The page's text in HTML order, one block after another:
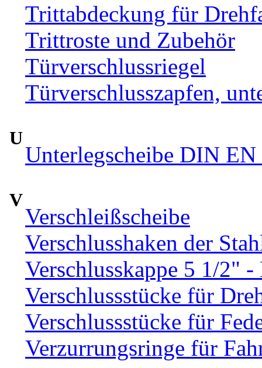
Trittabdeckung für
Trittroste und Zubehör
Türverschlussriegel
Türverschlusszapfen,
U
Unterlegscheibe DIN
V
Verschleißscheibe
Verschlusshaken der
Verschlusskappe 5 1/2"
Verschlussstücke für
Verschlussstücke für
Verzurrungsringe für